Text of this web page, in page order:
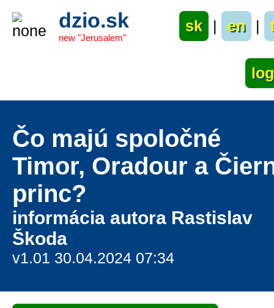
dzio.sk
new "Jerusalem"
sk | en |
Čo majú spoločné
Timor, Oradour a
princ?
informácia autora Rastislav
Škoda
v1.01 30.04.2024 07:34